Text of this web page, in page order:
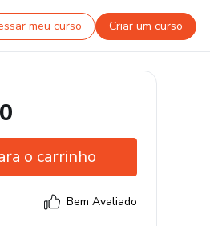
meu curso Criar um curso
o carrinho
Bem Avaliado